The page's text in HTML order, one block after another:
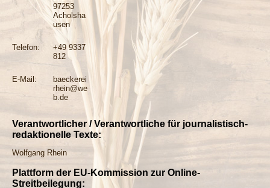
97253
Acholsha
usen
Telefon:
+49 9337
812
E-Mail:
baeckerei
rhein@we
b.de
Verantwortlicher / Verantwortliche für journalistisch-
redaktionelle Texte:
Wolfgang Rhein
Plattform der EU-Kommission zur Online-
Streitbeilegung: